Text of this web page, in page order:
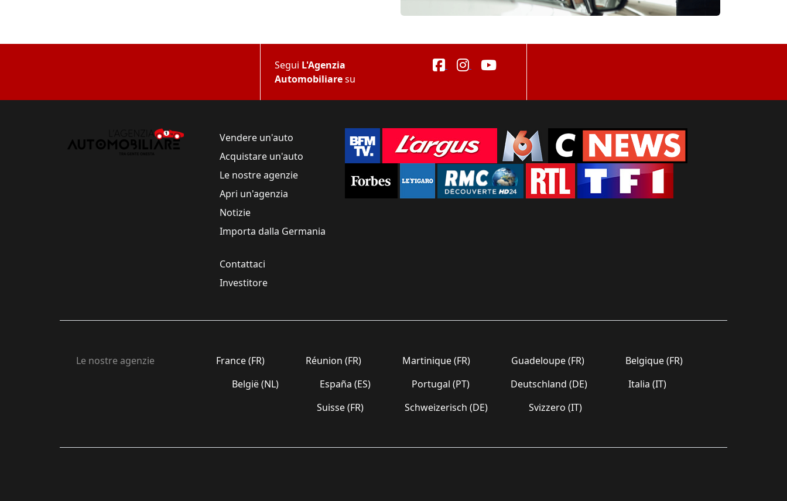
Segui L'Agenzia
Automobiliaresu
Vendere un'auto
Acquistare un'auto
Le nostre agenzie
Apri un'agenzia
Notizie
Importa dalla Germania
Contattaci
Investitore
Le nostre agenzie France (FR) Réunion (FR) Martinique (FR) Guadeloupe (FR)
Belgique (FR)
België (NL)
España (ES) Portugal (PT) Deutschland (DE)
Italia (IT)
Suisse (FR)
Schweizerisch (DE) Svizzero (IT)